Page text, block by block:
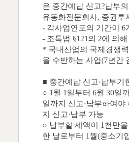
은 중간예납 신고?납부
유동화전문회사, 증권투
- 각사업연도의 기간이 6
- 조특법 §121의 2에 의
* 국내산업의 국제경쟁
을 수반하는 사업(7년간
■ 중간예납 신고·납부기
○ 1월 1일부터 6월 30일
일까지 신고·납부하여
지 신고·납부 가능
○ 납부할 세액이 1천만
한 날로부터 1월(중소기